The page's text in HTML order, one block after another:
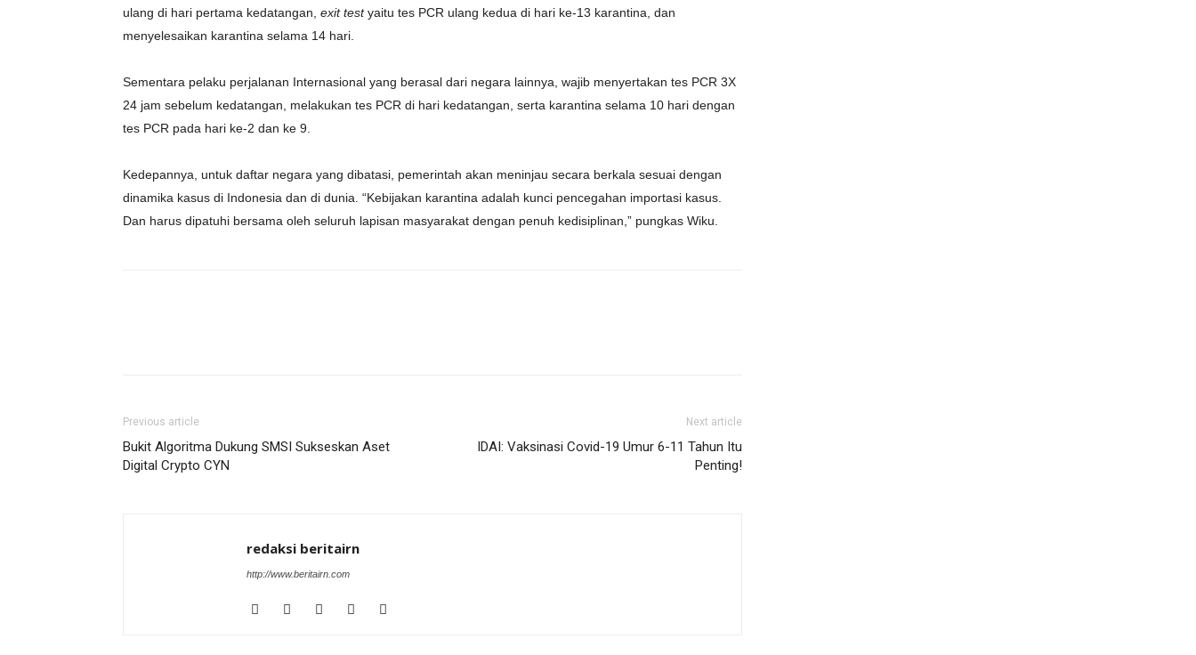
ulang di hari pertama kedatangan, exit testyaitu tes PCR ulang kedua di hari ke-13 karantina, dan
menyelesaikan karantina selama 14 hari.
Sementara pelaku perjalanan Internasional yang berasal dari negara lainnya, wajib menyertakan tes PCR 3X
24 jam sebelum kedatangan, melakukan tes PCR di hari kedatangan, serta karantina selama 10 hari dengan
tes PCR pada hari ke-2 dan ke 9.
Kedepannya, untuk daftar negara yang dibatasi, pemerintah akan meninjau secara berkala sesuai dengan
dinamika kasus di Indonesia dan di dunia. “Kebijakan karantina adalah kunci pencegahan importasi kasus.
Dan harus dipatuhi bersama oleh seluruh lapisan masyarakat dengan penuh kedisiplinan,” pungkas Wiku.
Previous article
Bukit Algoritma Dukung SMSI Sukseskan Aset
Digital Crypto CYN
Next article
IDAI: Vaksinasi Covid-19 Umur 6-11 Tahun Itu
Penting!
redaksi beritairn
http://www.beritairn.com